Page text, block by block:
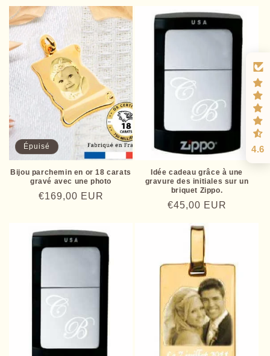
Épuisé
Bijou parchemin en or 18 carats
gravé avec une photo
Prix
€169,00 EUR
Idée cadeau grâce à une
gravure des initiales sur un
briquet Zippo.
Prix
€45,00 EUR
4.6